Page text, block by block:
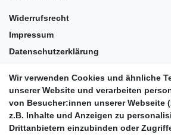
Widerrufsrecht
Impressum
Datenschutzerklärung
Barrierefreiheit
Anleitungen
Wir verwenden Cookies und ähnliche
unserer Website und verarbeiten
von Besucher:innen unserer Webseite
z.B. Inhalte und Anzeigen zu
Drittanbietern einzubinden oder